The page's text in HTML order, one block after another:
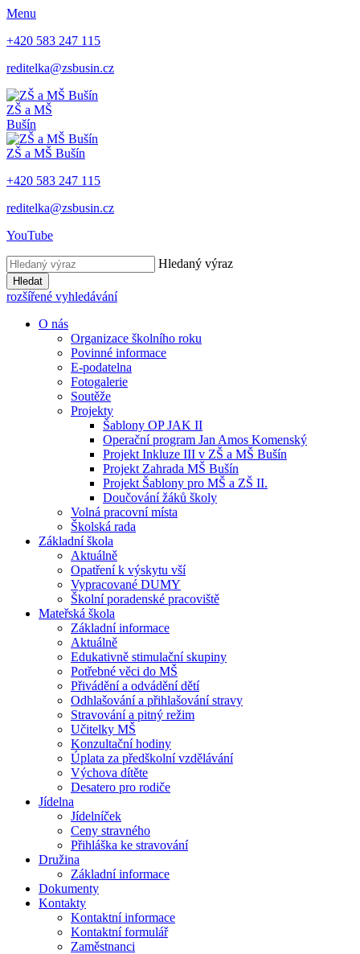
Menu
+420 583 247 115
reditelka@zsbusin.cz
ZŠ a MŠ
Bušín
ZŠ a MŠ Bušín
+420 583 247 115
reditelka@zsbusin.cz
YouTube
Hledaný výraz
Hledat
rozšířené vyhledávání
O nás
Organizace školního roku
Povinné informace
E-podatelna
Fotogalerie
Soutěže
Projekty
Šablony OP JAK II
Operační program Jan Amos Komenský
Projekt Inkluze III v ZŠ a MŠ Bušín
Projekt Zahrada MŠ Bušín
Projekt Šablony pro MŠ a ZŠ II.
Doučování žáků školy
Volná pracovní místa
Školská rada
Základní škola
Aktuálně
Opatření k výskytu vší
Vypracované DUMY
Školní poradenské pracoviště
Mateřská škola
Základní informace
Aktuálně
Edukativně stimulační skupiny
Potřebné věci do MŠ
Přivádění a odvádění dětí
Odhlašování a přihlašování stravy
Stravování a pitný režim
Učitelky MŠ
Konzultační hodiny
Úplata za předškolní vzdělávání
Výchova dítěte
Desatero pro rodiče
Jídelna
Jídelníček
Ceny stravného
Přihláška ke stravování
Družina
Základní informace
Dokumenty
Kontakty
Kontaktní informace
Kontaktní formulář
Zaměstnanci